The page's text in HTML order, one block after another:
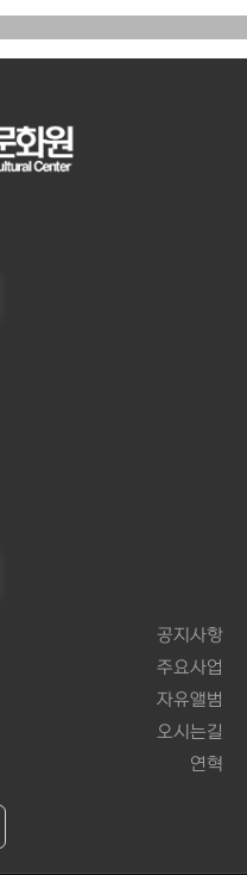
공지사항
주요사업
자유앨범
오시는길
연혁